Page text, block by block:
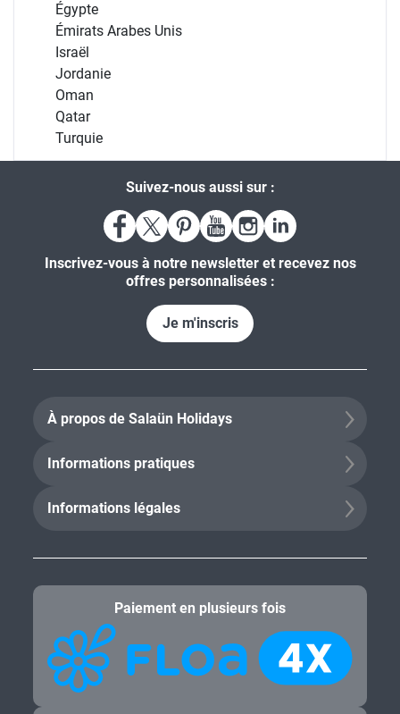
Égypte
Émirats Arabes Unis
Israël
Jordanie
Oman
Qatar
Turquie
Suivez-nous aussi sur :
Inscrivez-vous à notre newsletter et recevez nos
offres personnalisées :
Je m'inscris
À propos de Salaün Holidays
Informations pratiques
Informations légales
Paiement en plusieurs fois